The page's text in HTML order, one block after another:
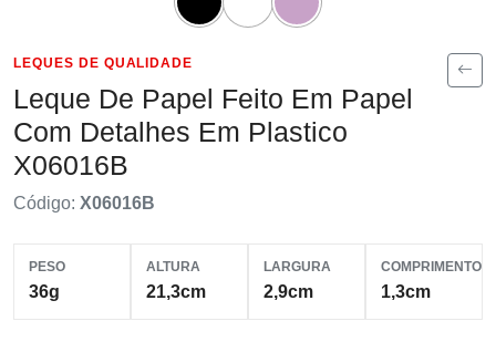
LEQUES DE QUALIDADE
Leque De Papel Feito Em Papel
Com Detalhes Em Plastico
X06016B
Código: X06016B
PESO
36g
ALTURA
21,3cm
LARGURA
2,9cm
COMPRIMENTO
1,3cm